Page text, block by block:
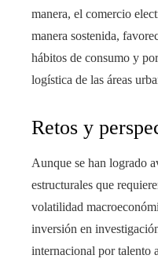
manera, el comercio
manera sostenida,
hábitos de consumo y
logística de las áreas
Retos y
Aunque se han logrado
estructurales que
volatilidad
inversión en
internacional por talento